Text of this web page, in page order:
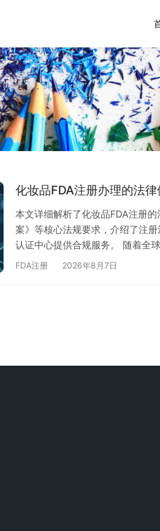
化妆品FDA注册办理的法
本文详细解析了化妆品FDA注册
案》等核心法规要求，介绍了注
认证中心提供合规服务。 随着全
至美国市场，必须了解化妆品
FDA注册 2026年8月7日